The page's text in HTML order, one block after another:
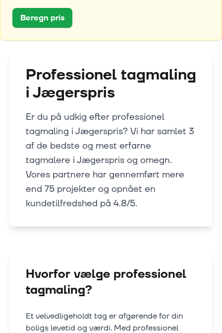
Beregn pris
Professionel tagmaling
iJægerspris
Er du på udkig efter professionel
tagmaling i Jægerspris? Vi har samlet 3
af de bedste og mest erfarne
tagmalere i Jægerspris og omegn.
Vores partnere har gennemført mere
end 75 projekter og opnået en
kundetilfredshed på 4.8/5.
Hvorfor vælge professionel
tagmaling?
Et velvedligeholdt tag er afgørende for din
boligs levetid og værdi. Med professionel